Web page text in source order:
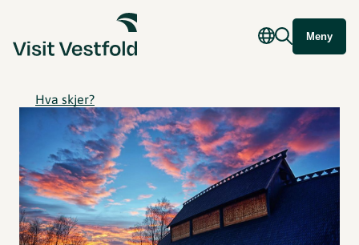
Meny
Hva skjer?